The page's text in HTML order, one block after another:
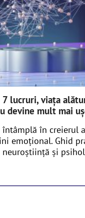
7 lucruri, viața
devine mult mai
întâmplă în creierul
emoțional. Ghid
neuroștiință și